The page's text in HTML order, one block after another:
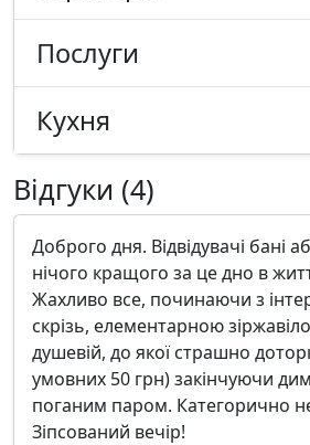
Послуги
Кухня
Відгуки (4)
Доброго дня. Відвідувачі бані
нічого кращого за це дно в
Жахливо все, починаючи з
скрізь, елементарною
душевій, до якої страшно
умовних 50 грн) закінчуючи
поганим паром. Категорично
Зіпсований вечір!